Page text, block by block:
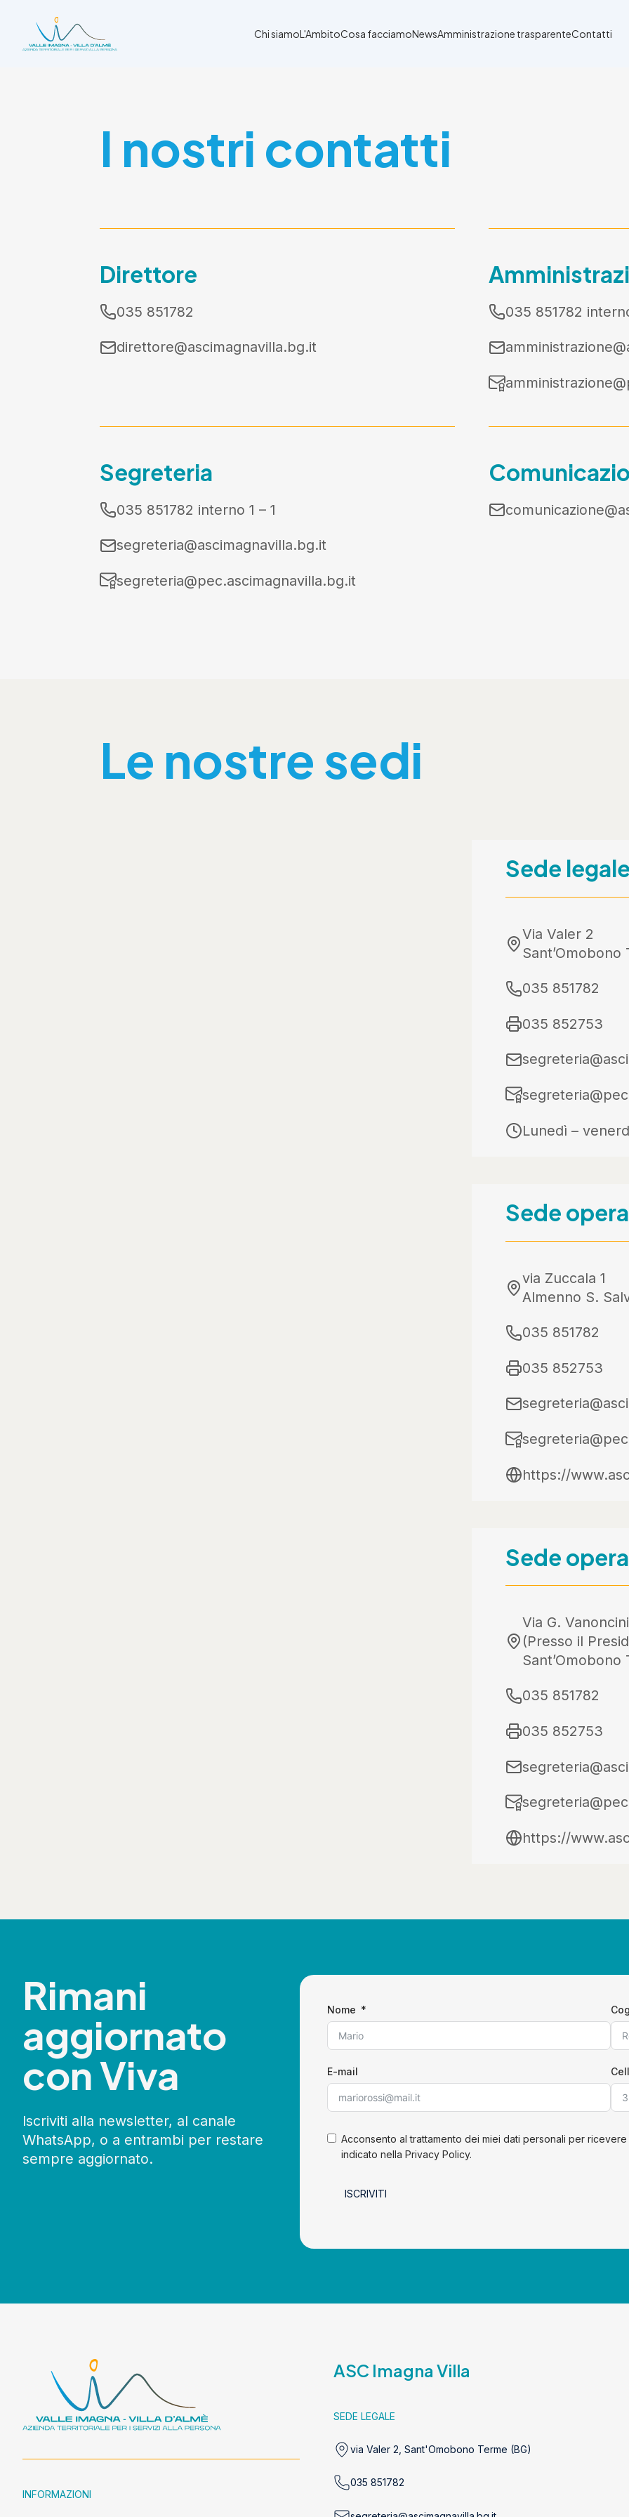
Chi siamoL'AmbitoCosa facciamoNewsAmministrazione trasparenteContatti
I nostri contatti
Direttore
035 851782
direttore@ascimagnavilla.bg.it
035 851782
Segreteria
035 851782 interno 1 – 1
segreteria@ascimagnavilla.bg.it
segreteria@pec.ascimagnavilla.bg.it
Le nostre sedi
Sede
Via Valer 2
Sant’Omobono
035 851782
035 852753
Lunedì –
Sede
via Zuccala 1
Almenno S.
035 851782
035 852753
https://
Sede
Via G.
(Presso il
Sant’Omobono
035 851782
035 852753
https://
Rimani
aggiornato
con Viva
Iscriviti alla newsletter, al canale
WhatsApp, o a entrambi per restare
sempre aggiornato.
Nome
E-mail
Acconsento al trattamento dei miei dati personali per
indicato nella Privacy Policy.
ISCRIVITI
INFORMAZIONI
ASC Imagna Villa
SEDE LEGALE
via Valer 2, Sant'Omobono Terme (BG)
035 851782